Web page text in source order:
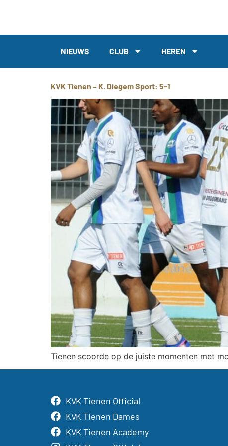
NIEUWS CLUB HEREN
KVK Tienen – K. Diegem Sport: 5-1
Tienen scoorde op de juiste momenten met
KVK Tienen Official
KVK Tienen Dames
KVK Tienen Academy